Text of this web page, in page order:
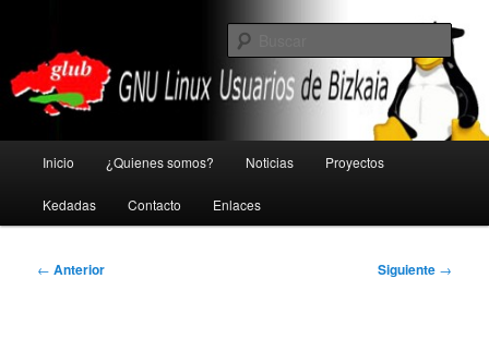
contenido
principalGlub
principal
Inicio ¿Quienes somos? Noticias Proyectos
Kedadas Contacto Enlaces
Navegación
← Anterior Siguiente →